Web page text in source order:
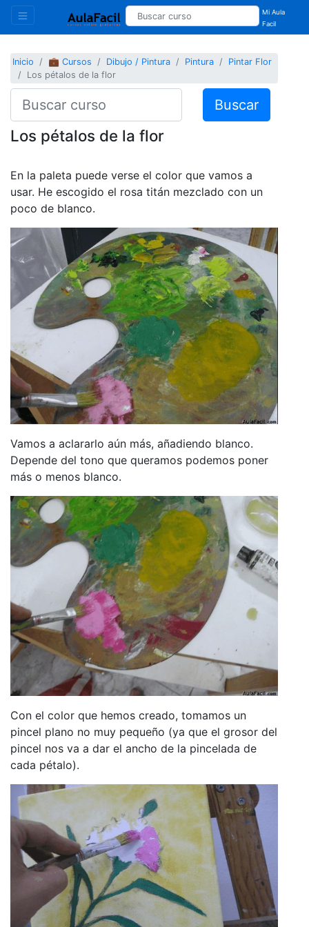
Mi Aula
Facil
Inicio 💼 Cursos Dibujo / Pintura Pintura
Pintar Flor
Los pétalos de la flor
Buscar
Los pétalos de la flor
En la paleta puede verse el color que vamos a
usar. He escogido el rosa titán mezclado con un
poco de blanco.
Vamos a aclararlo aún más, añadiendo blanco.
Depende del tono que queramos podemos poner
más o menos blanco.
Con el color que hemos creado, tomamos un
pincel plano no muy pequeño (ya que el grosor del
pincel nos va a dar el ancho de la pincelada de
cada pétalo).